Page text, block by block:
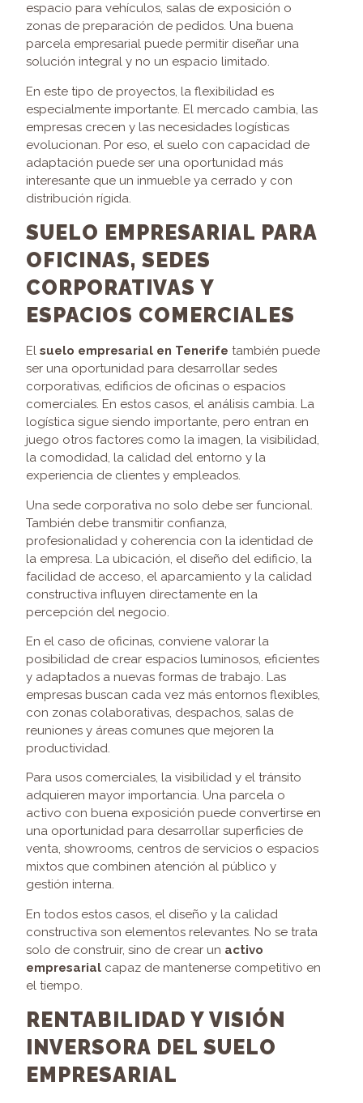
espacio para vehículos, salas de exposición o
zonas de preparación de pedidos. Una buena
parcela empresarial puede permitir diseñar una
solución integral y no un espacio limitado.
En este tipo de proyectos, la flexibilidad es
especialmente importante. El mercado cambia, las
empresas crecen y las necesidades logísticas
evolucionan. Por eso, el suelo con capacidad de
adaptación puede ser una oportunidad más
interesante que un inmueble ya cerrado y con
distribución rígida.
SUELO EMPRESARIAL PARA
OFICINAS, SEDES
CORPORATIVAS Y
ESPACIOS COMERCIALES
El suelo empresarial en Tenerife también puede
ser una oportunidad para desarrollar sedes
corporativas, edificios de oficinas o espacios
comerciales. En estos casos, el análisis cambia. La
logística sigue siendo importante, pero entran en
juego otros factores como la imagen, la visibilidad,
la comodidad, la calidad del entorno y la
experiencia de clientes y empleados.
Una sede corporativa no solo debe ser funcional.
También debe transmitir confianza,
profesionalidad y coherencia con la identidad de
la empresa. La ubicación, el diseño del edificio, la
facilidad de acceso, el aparcamiento y la calidad
constructiva influyen directamente en la
percepción del negocio.
En el caso de oficinas, conviene valorar la
posibilidad de crear espacios luminosos, eficientes
y adaptados a nuevas formas de trabajo. Las
empresas buscan cada vez más entornos flexibles,
con zonas colaborativas, despachos, salas de
reuniones y áreas comunes que mejoren la
productividad.
Para usos comerciales, la visibilidad y el tránsito
adquieren mayor importancia. Una parcela o
activo con buena exposición puede convertirse en
una oportunidad para desarrollar superficies de
venta, showrooms, centros de servicios o espacios
mixtos que combinen atención al público y
gestión interna.
En todos estos casos, el diseño y la calidad
constructiva son elementos relevantes. No se trata
solo de construir, sino de crear un activo
empresarial capaz de mantenerse competitivo en
el tiempo.
RENTABILIDAD Y VISIÓN
INVERSORA DEL SUELO
EMPRESARIAL